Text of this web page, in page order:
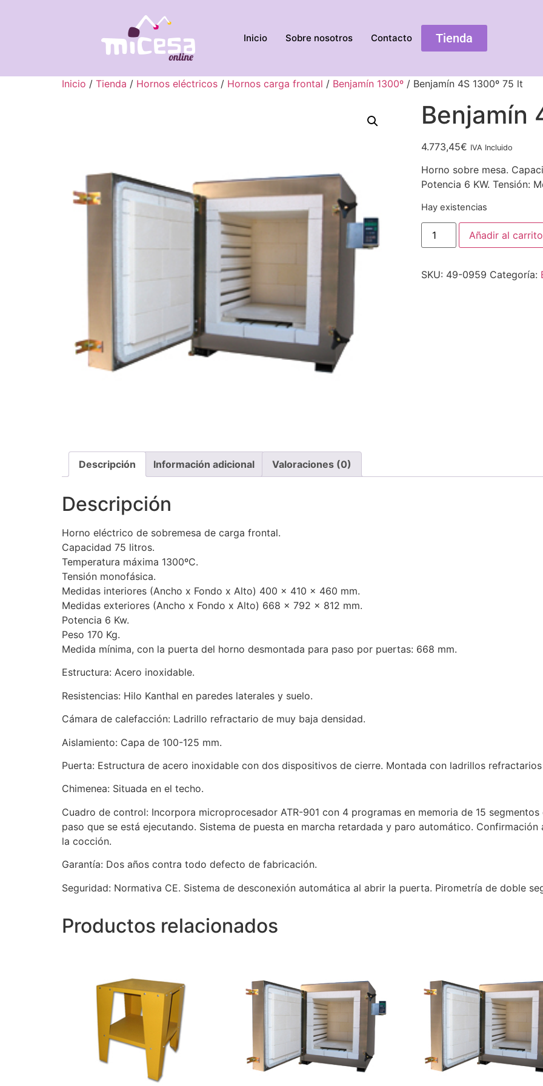
Inicio Sobre nosotros Contacto Tienda
Inicio / Tienda / Hornos eléctricos / Hornos carga frontal / Benjamín 1300º / Benjamín 4S 1300º 75 lt
Benjamín
4.773,45€ IVA Incluido
Horno sobre mesa.
Potencia 6 KW. Tensión:
Hay existencias
Añadir al carrito
SKU: 49-0959 Categoría:
Descripción Información adicional Valoraciones (0)
Descripción
Horno eléctrico de sobremesa de carga frontal.
Capacidad 75 litros.
Temperatura máxima 1300ºC.
Tensión monofásica.
Medidas interiores (Ancho x Fondo x Alto) 400 x 410 x 460 mm.
Medidas exteriores (Ancho x Fondo x Alto) 668 x 792 x 812 mm.
Potencia 6 Kw.
Peso 170 Kg.
Medida mínima, con la puerta del horno desmontada para paso por puertas: 668 mm.
Estructura: Acero inoxidable.
Resistencias: Hilo Kanthal en paredes laterales y suelo.
Cámara de calefacción: Ladrillo refractario de muy baja densidad.
Aislamiento: Capa de 100-125 mm.
Puerta: Estructura de acero inoxidable con dos dispositivos de cierre. Montada con ladrillos
Chimenea: Situada en el techo.
Cuadro de control: Incorpora microprocesador ATR-901 con 4 programas en memoria de 15
paso que se está ejecutando. Sistema de puesta en marcha retardada y paro automático.
la cocción.
Garantía: Dos años contra todo defecto de fabricación.
Seguridad: Normativa CE. Sistema de desconexión automática al abrir la puerta. Pirometría de doble
Productos relacionados